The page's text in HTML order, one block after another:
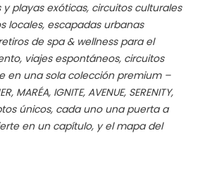
playas exóticas, circuitos culturales
locales, escapadas urbanas
de spa & wellness para el
viajes espontáneos, circuitos
en una sola colección premium –
MARÉA, IGNITE, AVENUE, SERENITY,
únicos, cada uno una puerta a
en un capítulo, y el mapa del